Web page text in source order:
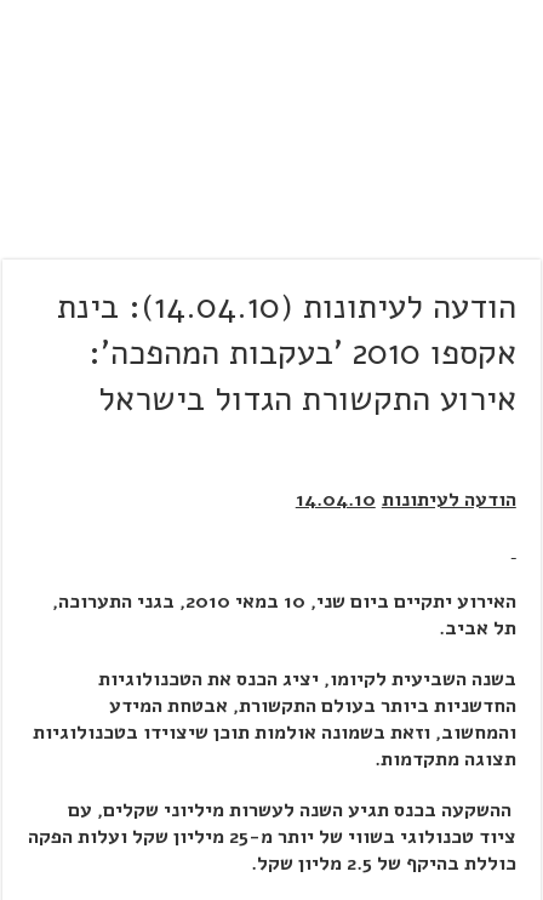
הודעה לעיתונות (14.04.10): בינת
אקספו 2010 'בעקבות המהפכה':
אירוע התקשורת הגדול בישראל
הודעה לעיתונות 14.04.10
האירוע יתקיים ביום שני, 10 במאי 2010, בגני התערוכה,
תל אביב.
בשנה השביעית לקיומו, יציג הכנס את הטכנולוגיות
החדשניות ביותר בעולם התקשורת, אבטחת המידע
והמחשוב, וזאת בשמונה אולמות תוכן שיצוידו בטכנולוגיות
תצוגה מתקדמות.
ההשקעה בכנס תגיע השנה לעשרות מיליוני שקלים, עם
ציוד טכנולוגי בשווי של יותר מ-25 מיליון שקל ועלות הפקה
כוללת בהיקף של 2.5 מליון שקל.